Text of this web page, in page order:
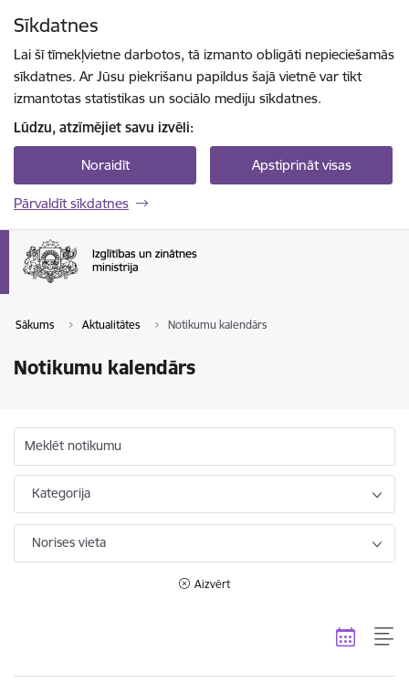
Sīkdatnes
Lai šī tīmekļvietne darbotos, tā izmanto obligāti nepieciešamās
sīkdatnes. Ar Jūsu piekrišanu papildus šajā vietnē var tikt
izmantotas statistikas un sociālo mediju sīkdatnes.
Lūdzu, atzīmējiet savu izvēli:
Noraidīt Apstiprināt visas
Pārvaldīt sīkdatnes
Sākums Aktualitātes Notikumu kalendārs
Notikumu kalendārs
Meklēt notikumu
Kategorija
Norises vieta
Aizvērt